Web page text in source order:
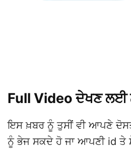
Full Video ਦੇਖਣ ਲਈ
ਇਸ ਖ਼ਬਰ ਨੂੰ ਤੁਸੀਂ ਵੀ ਆਪਣੇ
ਨੂੰ ਭੇਜ ਸਕਦੇ ਹੋ ਜਾ ਆਪਣੀ id ਤੇ